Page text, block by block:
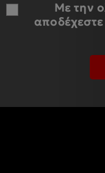
Με την